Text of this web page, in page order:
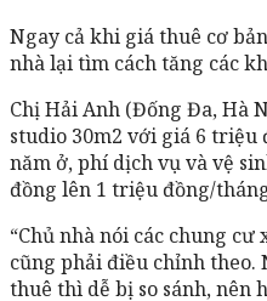
Ngay cả khi giá thuê cơ
nhà lại tìm cách tăng các
Chị Hải Anh (Đống Đa, Hà
studio 30m2 với giá 6 triệu
năm ở, phí dịch vụ và vệ
đồng lên 1 triệu đồng/
“Chủ nhà nói các chung
cũng phải điều chỉnh
thuê thì dễ bị so sánh, nên